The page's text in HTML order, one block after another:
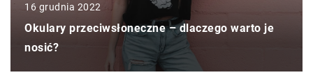
16 grudnia 2022
Okulary przeciwsłoneczne – dlaczego warto je
nosić?